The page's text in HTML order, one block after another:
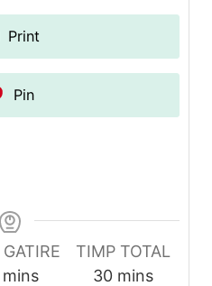
Print
Pin
mins
TIMP TOTAL
30minutes
mins